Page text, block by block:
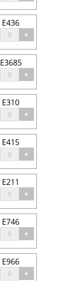
E436
+
E3685
+
E310
+
E415
+
E211
+
E746
+
E966
+